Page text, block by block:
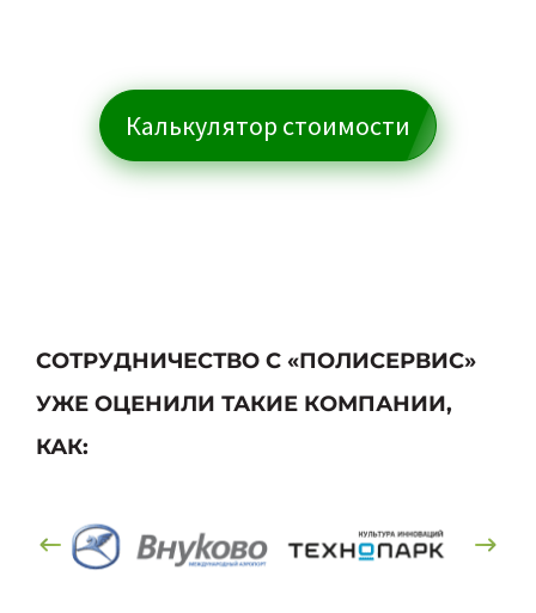
Калькулятор стоимости
СОТРУДНИЧЕСТВО С «ПОЛИСЕРВИС»
УЖЕ ОЦЕНИЛИ ТАКИЕ КОМПАНИИ,
КАК: